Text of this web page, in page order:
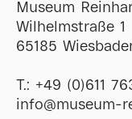
Museum
Wilhelmstraße 1
65185
T.: +49 (0)611
ofni@museum-